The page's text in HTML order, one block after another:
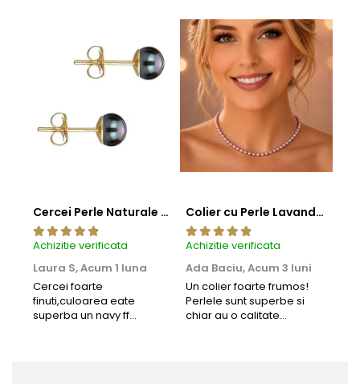
Cercei Perle Naturale Negre 5-6 mm, Buton AAA, Aur 14K (aur 585), Tip Șurub | KASKADDA®
Achizitie verificata
Laura S,Acum 1 luna
Cercei foarte
finuti,culoarea eate
superba un navy ff
Colier cu Perle Lavanda la Baza Gatului, de 4-5 mm, Perle Rare, Calitate AAA+, Aur 14K | KASKADDA®
Achizitie verificata
Ada Baciu,Acum 3 luni
Un colier foarte frumos!
Perlele sunt superbe si
chiar au o calitate